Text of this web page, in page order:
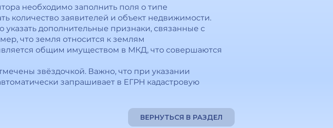
необходимо заполнить поля о типе
количество заявителей и объект недвижимости.
указать дополнительные признаки, связанные с
что земля относится к землям
общим имуществом в МКД, что совершаются
звёздочкой. Важно, что при указании
запрашивает в ЕГРН кадастровую
ВЕРНУТЬСЯ В РАЗДЕЛ